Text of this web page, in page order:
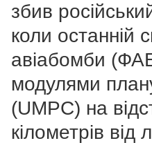
збив
коли останній
авіабомби
модулями
(UMPC) на
кілометрів від